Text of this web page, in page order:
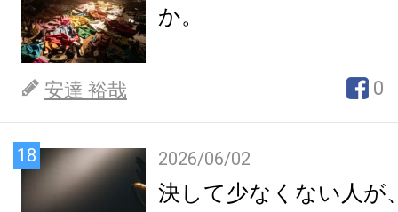
か。
安達 裕哉 0
18 2026/06/02
決して少なくない人が